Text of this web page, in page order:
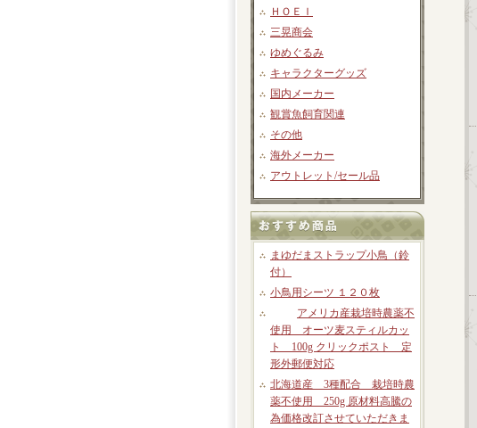
ＨＯＥＩ
三晃商会
ゆめぐるみ
キャラクターグッズ
国内メーカー
観賞魚飼育関連
その他
海外メーカー
アウトレット/セール品
まゆだまストラップ小鳥（鈴
付）
小鳥用シーツ １２０枚
アメリカ産栽培時農薬不
使用 オーツ麦スティルカッ
ト 100g クリックポスト 定
形外郵便対応
北海道産 3種配合 栽培時農
薬不使用 250g 原材料高騰の
為価格改訂させていただきま